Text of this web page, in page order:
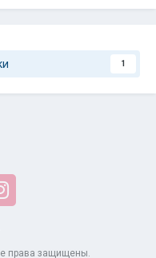
1
права защищены.